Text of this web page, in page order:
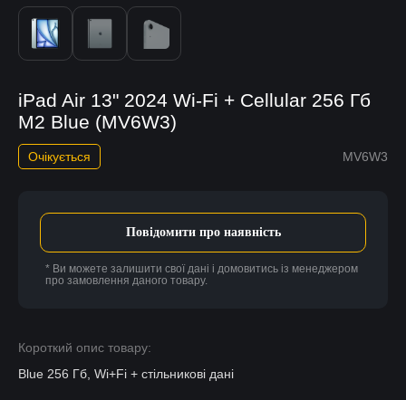
iPad Air 13" 2024 Wi-Fi + Cellular 256 Гб
M2 Blue (MV6W3)
MV6W3
Очікується
Короткий опис товару:
Blue 256 Гб, Wi+Fi + стільникові дані
Повідомити про наявність
* Ви можете залишити свої дані і домовитись із менеджером
про замовлення даного товару.